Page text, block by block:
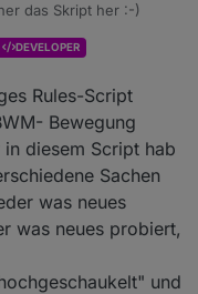
das Skript her :-)
DEVELOPER
Rules-Script
Bewegung
diesem Script hab
Sachen
was neues
was neues probiert,
und